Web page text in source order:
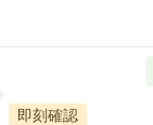
即刻確認